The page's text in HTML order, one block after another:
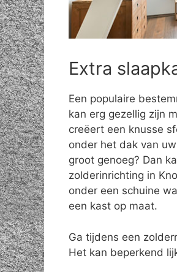
Extra
Een populaire
kan erg gezellig zijn
creëert een knusse
onder het dak van
groot genoeg? Dan
zolderinrichting in
onder een schuine
een kast op maat.
Ga tijdens een
Het kan beperkend